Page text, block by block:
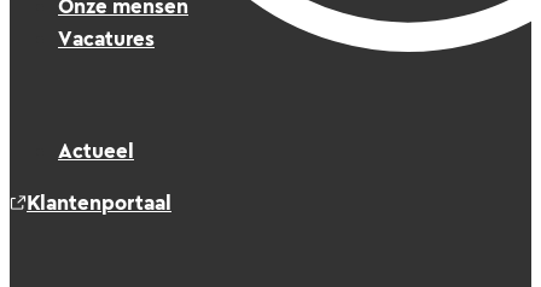
Onze mensen
Vacatures
Actueel
Klantenportaal